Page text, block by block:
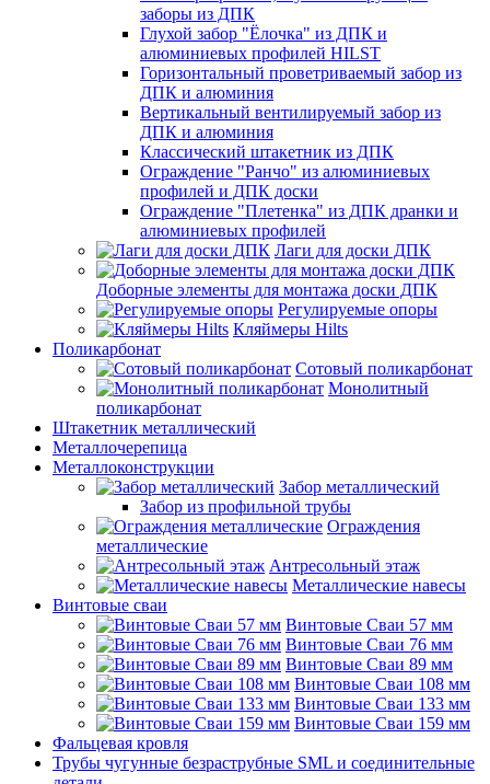
заборы из ДПК
Глухой забор "Ёлочка" из ДПК и
алюминиевых профилей HILST
Горизонтальный проветриваемый забор из
ДПК и алюминия
Вертикальный вентилируемый забор из
ДПК и алюминия
Классический штакетник из ДПК
Ограждение "Ранчо" из алюминиевых
профилей и ДПК доски
Ограждение "Плетенка" из ДПК дранки и
алюминиевых профилей
Лаги для доски ДПК
Доборные элементы для монтажа доски ДПК
Регулируемые опоры
Кляймеры Hilts
Поликарбонат
Сотовый поликарбонат
Монолитный
поликарбонат
Штакетник металлический
Металлочерепица
Металлоконструкции
Забор металлический
Забор из профильной трубы
Ограждения
металлические
Антресольный этаж
Металлические навесы
Винтовые сваи
Винтовые Сваи 57 мм
Винтовые Сваи 76 мм
Винтовые Сваи 89 мм
Винтовые Сваи 108 мм
Винтовые Сваи 133 мм
Винтовые Сваи 159 мм
Фальцевая кровля
Трубы чугунные безраструбные SML и соединительные